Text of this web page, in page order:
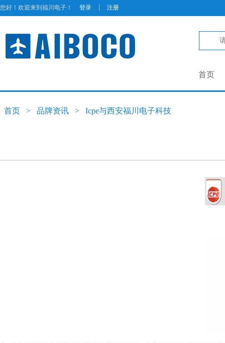
您好！欢迎来到福川电子！ 登录 | 注册
首页
首页 > 品牌资讯 > Icpe与西安福川电子科技